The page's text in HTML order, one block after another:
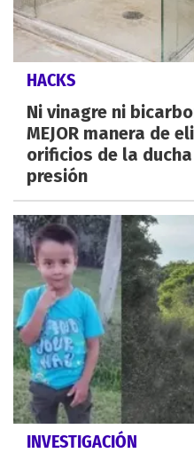
HACKS
Ni vinagre ni
MEJOR manera de
orificios de la ducha
presión
INVESTIGACIÓN